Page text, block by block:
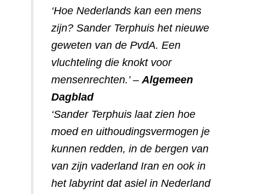
‘Hoe Nederlands kan een mens
zijn? Sander Terphuis het nieuwe
geweten van de PvdA. Een
vluchteling die knokt voor
mensenrechten.’ –Algemeen
Dagblad
‘Sander Terphuis laat zien hoe
moed en uithoudingsvermogen je
kunnen redden, in de bergen van
van zijn vaderland Iran en ook in
het labyrint dat asiel in Nederland